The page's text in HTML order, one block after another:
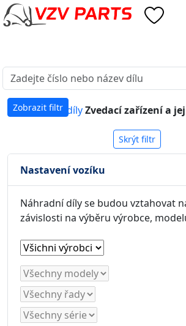
Zobrazit filtr
Náhradní dílyZvedací zařízení a
Skrýt filtr
Nastavení vozíku
Náhradní díly se budou vztahovat
závislosti na výběru výrobce,